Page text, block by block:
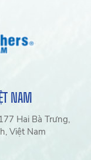
NAM
Hai Bà Trưng,
Việt Nam